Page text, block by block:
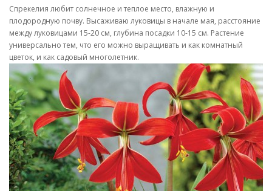
Спрекелия любит солнечное и теплое место, влажную и
плодородную почву. Высаживаю луковицы в начале мая, расстояние
между луковицами 15-20 см, глубина посадки 10-15 см. Растение
универсально тем, что его можно выращивать и как комнатный
цветок, и как садовый многолетник.